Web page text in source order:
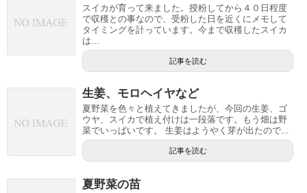
スイカが育って来ました。授粉してから４０日程度
で収穫との事なので、受粉した日を近くにメモして
タイミングを計っています。今まで収穫したスイカ
は...
記事を読む
生姜、モロヘイヤなど
夏野菜を色々と植えてきましたが、今回の生姜、ゴ
ウヤ、スイカで植え付けは一段落です。もう畑は野
菜でいっぱいです。 生姜はようやく芽が出たので...
記事を読む
夏野菜の苗